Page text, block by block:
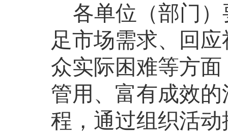
各单位（部门）
足市场需求、回
众实际困难等方
管用、富有成效
程，通过组织活